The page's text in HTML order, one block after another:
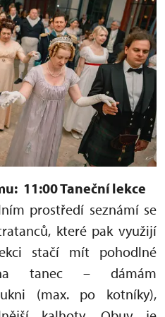
11:00 Taneční lekce
prostředí seznámí se
které pak využijí
stačí mít pohodlné
tanec – dámám
(max. po kotníky),